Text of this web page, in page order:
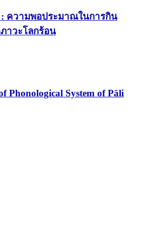
ความพอประมาณในการกิน
าวะโลกร้อน
Phonological System of Pāli